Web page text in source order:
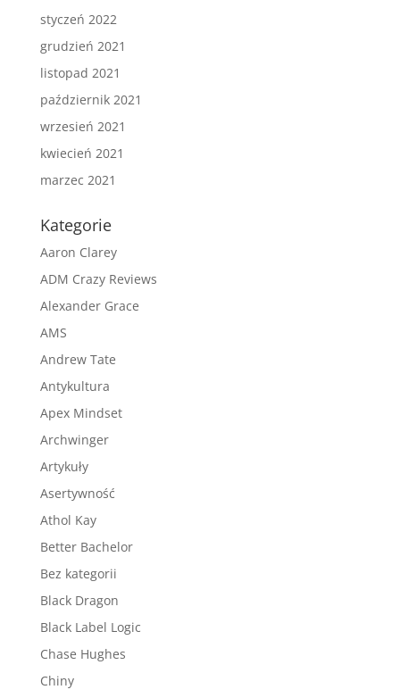
styczeń 2022
grudzień 2021
listopad 2021
październik 2021
wrzesień 2021
kwiecień 2021
marzec 2021
Kategorie
Aaron Clarey
ADM Crazy Reviews
Alexander Grace
AMS
Andrew Tate
Antykultura
Apex Mindset
Archwinger
Artykuły
Asertywność
Athol Kay
Better Bachelor
Bez kategorii
Black Dragon
Black Label Logic
Chase Hughes
Chiny